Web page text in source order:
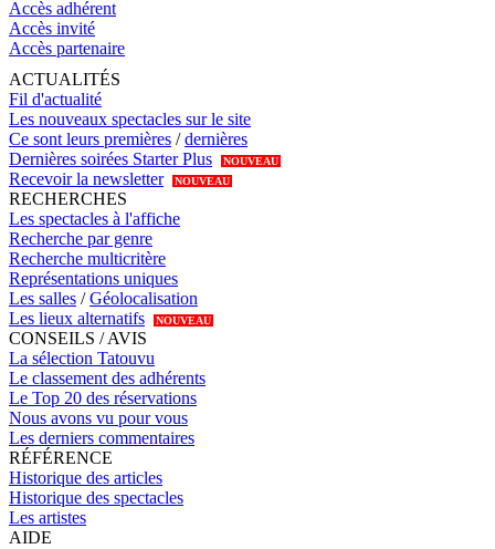
Accès adhérent
Accès invité
Accès partenaire
ACTUALITÉS
Fil d'actualité
Les nouveaux spectacles sur le site
Ce sont leurs premières /dernières
Dernières soirées Starter Plus
NOUVEAU
Recevoir la newsletter NOUVEAU
RECHERCHES
Les spectacles à l'affiche
Recherche par genre
Recherche multicritère
Représentations uniques
Les salles /Géolocalisation
Les lieux alternatifs
NOUVEAU
CONSEILS / AVIS
La sélection Tatouvu
Le classement des adhérents
Le Top 20 des réservations
Nous avons vu pour vous
Les derniers commentaires
RÉFÉRENCE
Historique des articles
Historique des spectacles
Les artistes
AIDE